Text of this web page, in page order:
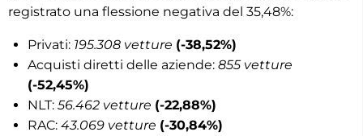
registrato una flessione negativa del 35,48%:
Privati: 195.308 vetture (-38,52%)
Acquisti diretti delle aziende: 855 vetture
(-52,45%)
NLT: 56.462 vetture (-22,88%)
RAC: 43.069 vetture (-30,84%)